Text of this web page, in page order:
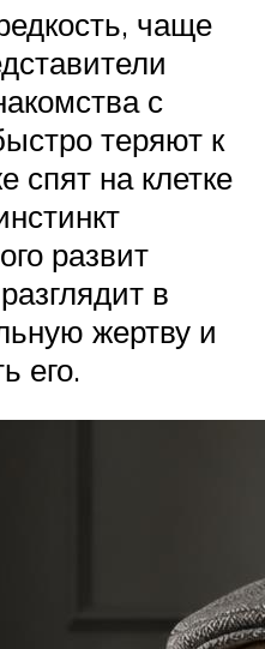
чаще
с
теряют к
спят на клетке
развит
в
жертву и
его.